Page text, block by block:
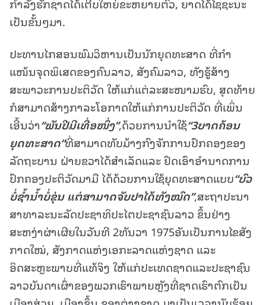
ເປັນຂັ້ນໆມາ.
ປະທານໄກສອນພົມວິຫານເປັນນັກຍຸດທະສາດ ທີ່ກໍາ
ແໜ້ນຈຸດພິເສດຂອງຄົນລາວ, ສັງຄົມລາວ, ທັງຮູ້ສ້າງ
ສະພາວະການປະຕິວັດ ໃຫ້ແກ່ແຕ່ລະສະໜາມຮົບ, ສຸດທ້າຍ
ກໍສາມາດສ້າງກາລະໂອກາດໃຫ້ແກ່ການປະຕິວັດ ທີ່ເພິ່ນ
ເອີ້ນວ່າ“ພັນປີມີເທື່ອໜຶ່ງ”,ດ້ວຍການນຳໃຊ້“3ບາດຄ້ອນ
ຍຸດທະສາດ”ທີ່ສາມາດທັບມ້າງກົງຈັກການປົກຄອງຂອງ
ລັດຖະບານ ຝ່າຍຂວາໄດ້ສຳເລັດແລະ ຢຶດເອົາອໍານາດການ
ປົກຄອງປະຕິວັດມາມື ໄດ້ດ້ວຍການໃຊ້ຍຸດທະສາດແບບ“ບົວ
ບໍ່ຊໍ້ານໍ້າບໍ່ຂຸ່ນ ແຕ່ສາມາດຈັບປາໄດ້ທັງໝົດ”,ສະຖາປະນາ
ສາທາລະນະລັດປະຊາທິປະໄຕປະຊາຊົນລາວ ຂຶ້ນຢ່າງ
ສະຫງ່າຜ່າເຜີຍໃນວັນທີ 2ທັນວາ 1975ອັນເປັນການໄຂສັງ
ກາດໃໝ່, ສັງກາດແຫ່ງເອກະລາດແຫ່ງຊາດ ແລະ
ອິດສະຫຼະພາບທີ່ແທ້ຈິງ ໃຫ້ແກ່ປະເທດຊາດແລະປະຊາຊົນ
ລາວບັນດາເຜົ່າຂອງພວກເຮົາພາຍຫຼັງທີ່ຊາດເຮົາຕົກເປັນ